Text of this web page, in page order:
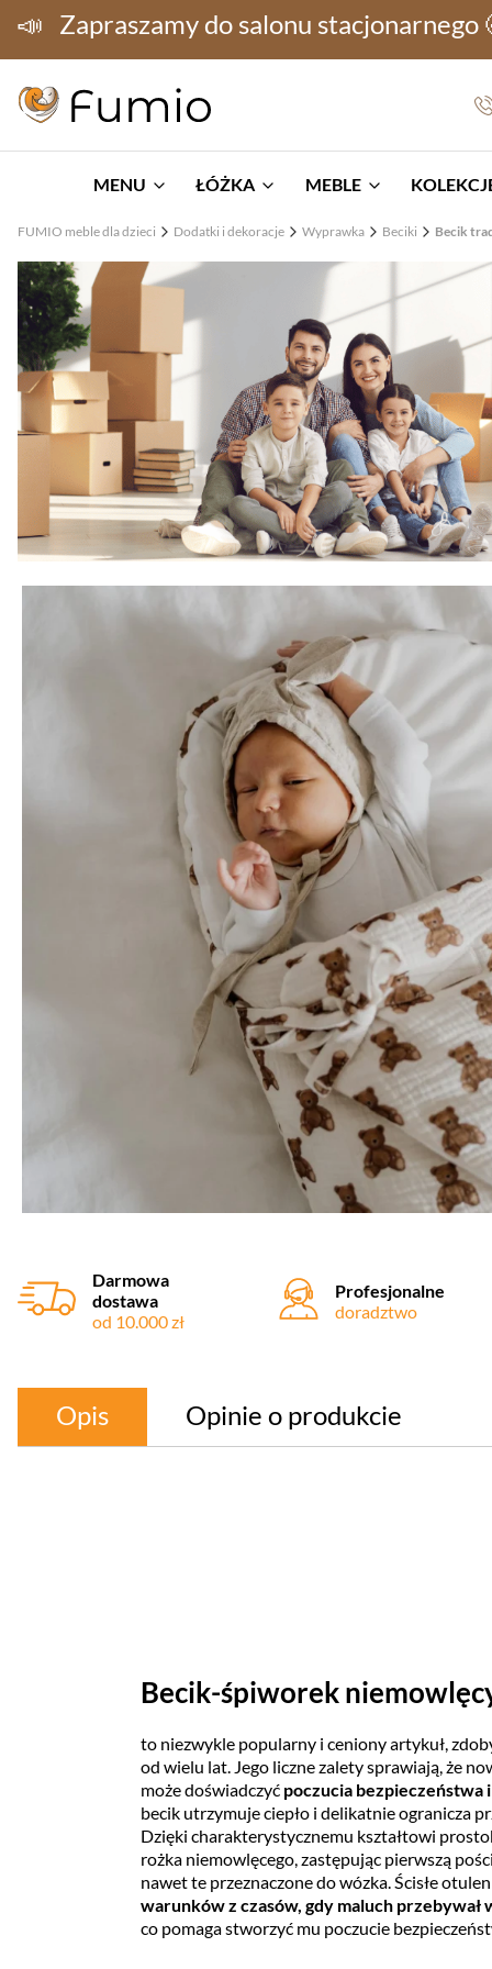
📣 Zapraszamy do salonu stacjonarnego
MENU ŁÓŻKA MEBLE
FUMIO meble dla dzieci Dodatki i dekoracje Wyprawka Beciki Becik
Darmowa
dostawa
od 10.000 zł
Profesjonalne
doradztwo
Opis Opinie o produkcie
Becik-śpiworek
to niezwykle popularny i ceniony artykuł,
od wielu lat. Jego liczne zalety sprawiają, że
może doświadczyć poczucia bezpieczeństwa
becik utrzymuje ciepło i delikatnie ogranicza
Dzięki charakterystycznemu kształtowi
rożka niemowlęcego, zastępując pierwszą
nawet te przeznaczone do wózka. Ścisłe
warunków z czasów, gdy maluch przebywał
co pomaga stworzyć mu poczucie